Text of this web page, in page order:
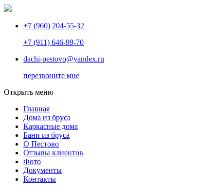
+7 (960) 204-55-32
+7 (911) 646-99-70
dachi-pestovo@yandex.ru
перезвоните мне
Открыть меню
Главная
Дома из бруса
Каркасные дома
Бани из бруса
О Пестово
Отзывы клиентов
Фото
Документы
Контакты